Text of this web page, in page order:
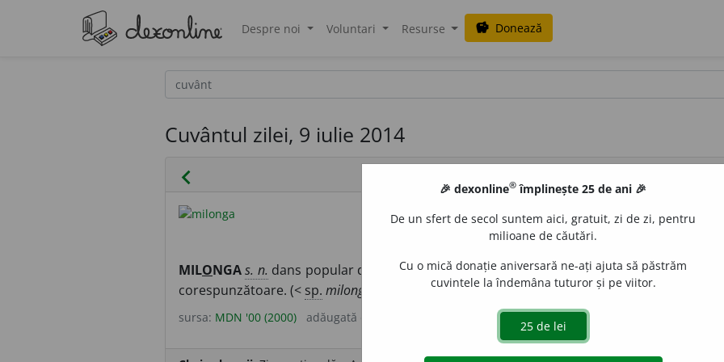
Despre noi Voluntari Resurse savings Donează
Cuvântul zilei, 9 iulie 2014
chevron_left
MILONGA s. n. dans popular de origine argentiniană, înrudit cu tangoul, dar mai
corespunzătoare. (< sp. milonga
sursa: MDN '00 (2000) adăugată de
🎉 dexonline® împlinește 25 de ani 🎉
De un sfert de secol suntem aici, gratuit, zi de zi, pentru
milioane de căutări.
Cu o mică donație aniversară ne-ați ajuta să păstrăm
cuvintele la îndemâna tuturor și pe viitor.